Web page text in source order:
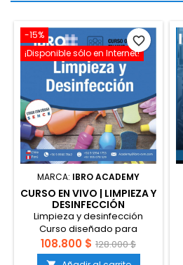
-15%
¡Disponible sólo en Internet!
MARCA: IBRO ACADEMY
CURSO EN VIVO | LIMPIEZA Y
DESINFECCIÓN
Limpieza y desinfección
Curso diseñado para
entregar herramientas y
contenidos con el objetivo de
108.800 $ 128.000 $
favorite_border